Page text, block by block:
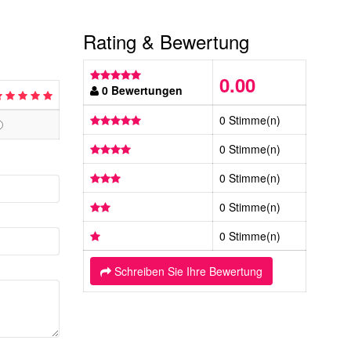
Rating & Bewertung
0 Bewertungen 0.00
0 Stimme(n)
0 Stimme(n)
0 Stimme(n)
0 Stimme(n)
0 Stimme(n)
Schreiben Sie Ihre Bewertung